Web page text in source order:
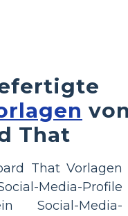
That
That Vorlagen
Media-Profile
Media-